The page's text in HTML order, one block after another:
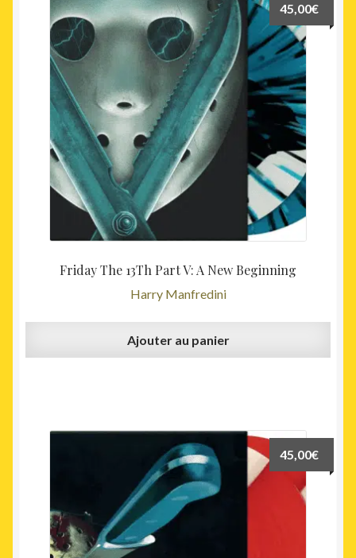
Friday The 13Th Part V: A New Beginning
Harry Manfredini
45,00€
Ajouter au panier
45,00€